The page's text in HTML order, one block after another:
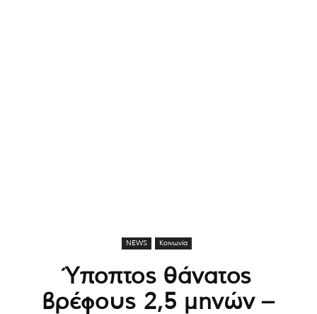
NEWS Κοινωνία
Ύποπτος θάνατος
βρέφους 2,5 μηνών –